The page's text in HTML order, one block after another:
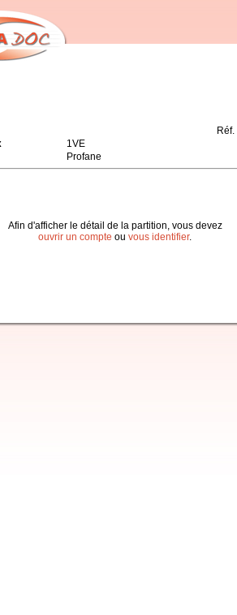
Réf.
1VE
Profane
Afin d'afficher le détail de la partition, vous devez
ouvrir un compte ou vous identifier.